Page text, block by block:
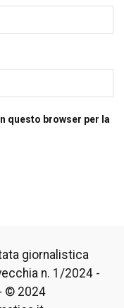
questo browser per la
giornalistica
n. 1/2024 -
© 2024